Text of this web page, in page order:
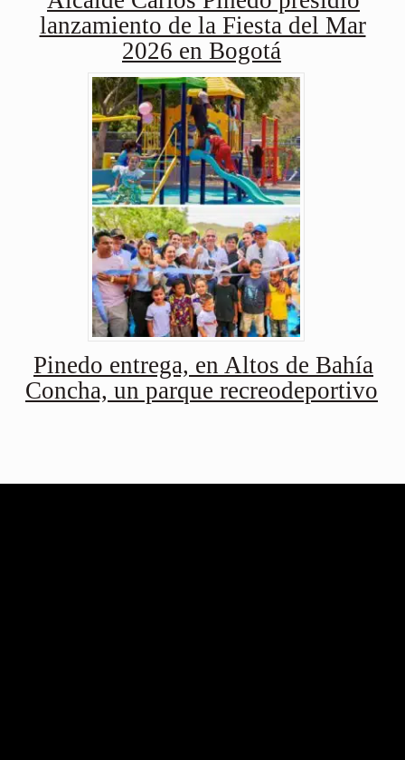
lanzamiento de la Fiesta del Mar
2026 en Bogotá
Pinedo entrega, en Altos de Bahía
Concha, un parque recreodeportivo